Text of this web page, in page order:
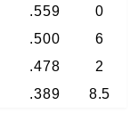
.559
0
.500
6
.478
2
.389 8.5